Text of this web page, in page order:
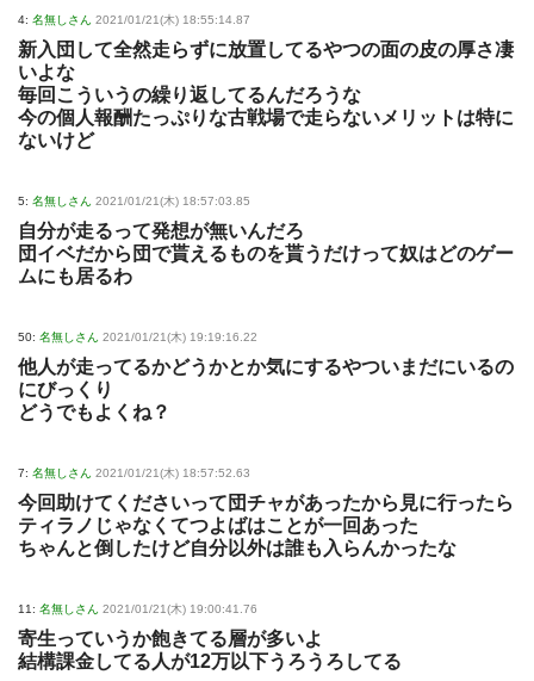
4: 名無しさん 2021/01/21(木) 18:55:14.87
新入団して全然走らずに放置してるやつの面の皮の厚さ凄
いよな
毎回こういうの繰り返してるんだろうな
今の個人報酬たっぷりな古戦場で走らないメリットは特に
ないけど
5: 名無しさん 2021/01/21(木) 18:57:03.85
自分が走るって発想が無いんだろ
団イベだから団で貰えるものを貰うだけって奴はどのゲー
ムにも居るわ
50: 名無しさん 2021/01/21(木) 19:19:16.22
他人が走ってるかどうかとか気にするやついまだにいるの
にびっくり
どうでもよくね？
7: 名無しさん 2021/01/21(木) 18:57:52.63
今回助けてくださいって団チャがあったから見に行ったら
ティラノじゃなくてつよばはことが一回あった
ちゃんと倒したけど自分以外は誰も入らんかったな
11: 名無しさん 2021/01/21(木) 19:00:41.76
寄生っていうか飽きてる層が多いよ
結構課金してる人が12万以下うろうろしてる